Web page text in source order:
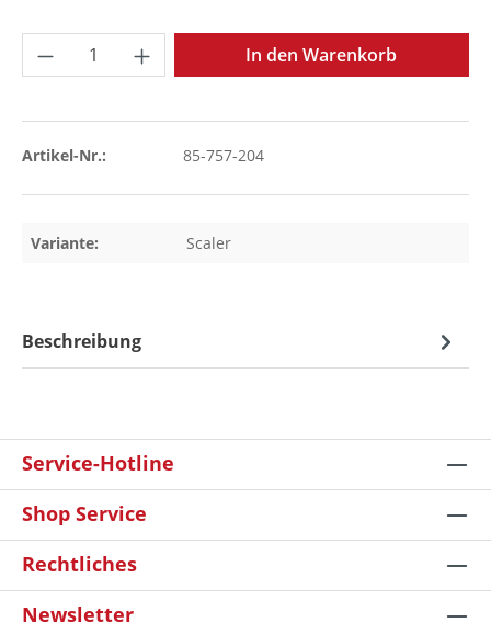
Produkt Anzahl: Gib den gewünschten
In den Warenkorb
Artikel-Nr.: 85-757-204
Variante: Scaler
Beschreibung
Service-Hotline
Shop Service
Rechtliches
Newsletter